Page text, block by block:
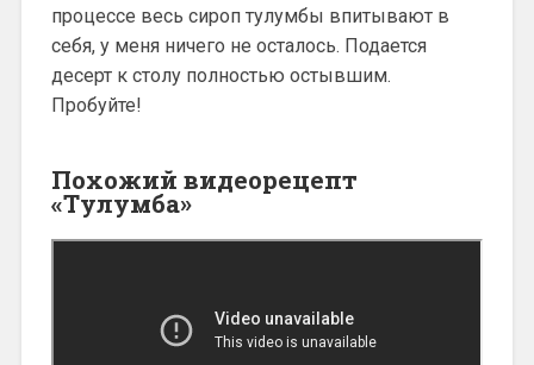
процессе весь сироп тулумбы впитывают в
себя, у меня ничего не осталось. Подается
десерт к столу полностью остывшим.
Пробуйте!
Похожий видеорецепт
«Тулумба»